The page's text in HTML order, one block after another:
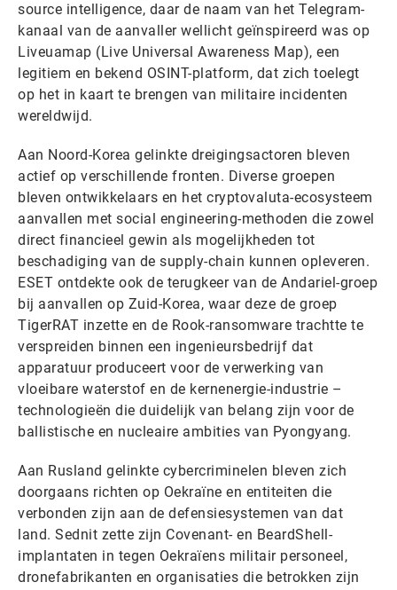
source intelligence, daar de naam van het Telegram-
kanaal van de aanvaller wellicht geïnspireerd was op
Liveuamap (Live Universal Awareness Map), een
legitiem en bekend OSINT-platform, dat zich toelegt
op het in kaart te brengen van militaire incidenten
wereldwijd.
Aan Noord-Korea gelinkte dreigingsactoren bleven
actief op verschillende fronten. Diverse groepen
bleven ontwikkelaars en het cryptovaluta-ecosysteem
aanvallen met social engineering-methoden die zowel
direct financieel gewin als mogelijkheden tot
beschadiging van de supply-chain kunnen opleveren.
ESET ontdekte ook de terugkeer van de Andariel-groep
bij aanvallen op Zuid-Korea, waar deze de groep
TigerRAT inzette en de Rook-ransomware trachtte te
verspreiden binnen een ingenieursbedrijf dat
apparatuur produceert voor de verwerking van
vloeibare waterstof en de kernenergie-industrie –
technologieën die duidelijk van belang zijn voor de
ballistische en nucleaire ambities van Pyongyang.
Aan Rusland gelinkte cybercriminelen bleven zich
doorgaans richten op Oekraïne en entiteiten die
verbonden zijn aan de defensiesystemen van dat
land. Sednit zette zijn Covenant- en BeardShell-
implantaten in tegen Oekraïens militair personeel,
dronefabrikanten en organisaties die betrokken zijn